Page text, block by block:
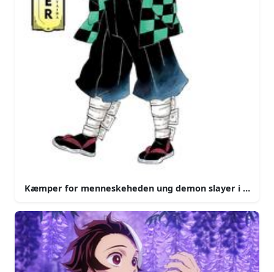
Kæmper for menneskeheden ung demon slayer i